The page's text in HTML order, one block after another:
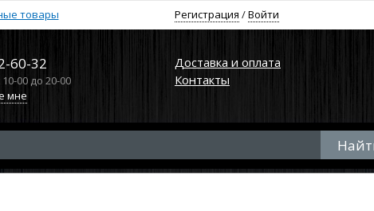
товары Регистрация /Войти
60-32
00 до 20-00
мне
Доставка и оплата
Контакты